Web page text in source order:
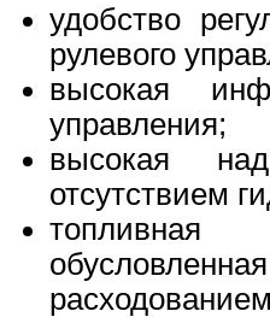
удобство
рулевого
высокая
управления;
высокая
отсутствием